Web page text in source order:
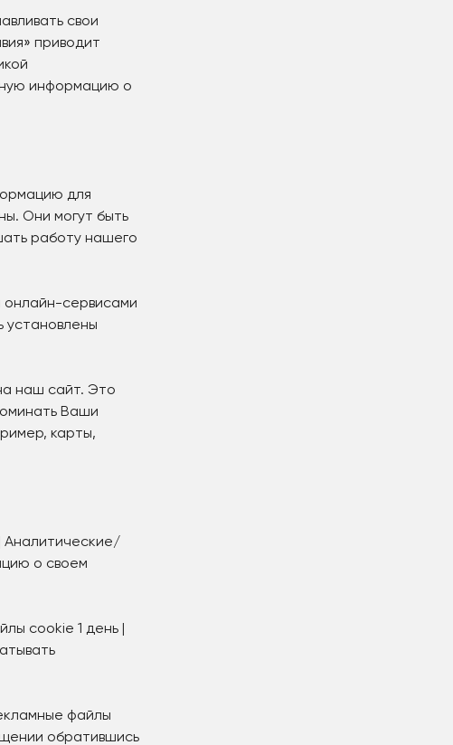
свои
приводит
информацию о
для
Они могут быть
работу нашего
онлайн-сервисами
установлены
наш сайт. Это
Ваши
карты,
Аналитические/
о своем
cookie 1 день |
файлы
обратившись